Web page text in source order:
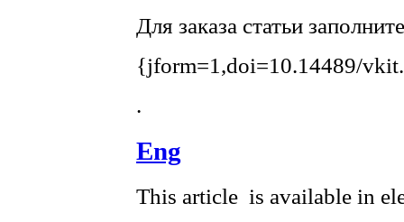
Для заказа статьи
{jform=1,doi=10.14489/
.
Eng
This article is available in